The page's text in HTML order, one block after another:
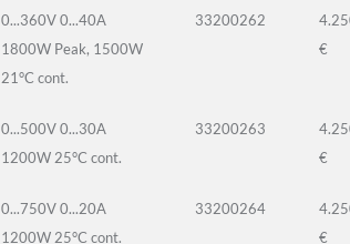
0...360V 0...40A
1800W Peak, 1500W
21°C cont.
33200262
€
0...500V 0...30A
1200W 25°C cont.
33200263
€
0...750V 0...20A
1200W 25°C cont.
33200264
€